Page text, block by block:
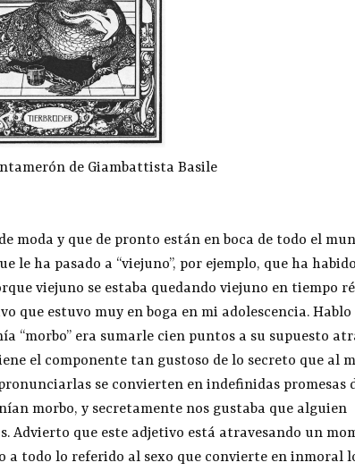
de Giambattista Basile
moda y que de pronto están en boca de todo el
le ha pasado a “viejuno”, por ejemplo, que ha
viejuno se estaba quedando viejuno en tiempo
que estuvo muy en boga en mi adolescencia. Hablo
“morbo” era sumarle cien puntos a su supuesto
el componente tan gustoso de lo secreto que al
se convierten en indefinidas promesas
morbo, y secretamente nos gustaba que alguien
Advierto que este adjetivo está atravesando un
todo lo referido al sexo que convierte en inmoral